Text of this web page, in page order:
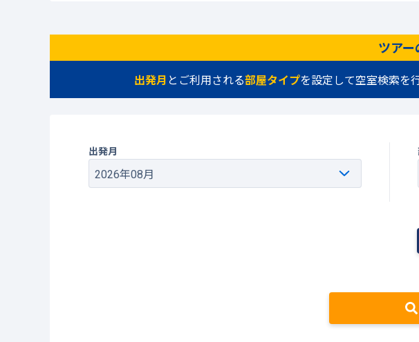
ツア
出発月 とご利用される部屋タイプを設定して空室検索を
出発月